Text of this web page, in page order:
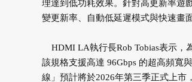
理達到低功耗效果。針對高更新率遊
變更新率、自動低延遲模式與快速畫
HDMI LA執行長Rob Tobias表示，
該規格支援高達 96Gbps 的超高頻寬
線」預計將於2026年第三季正式上市